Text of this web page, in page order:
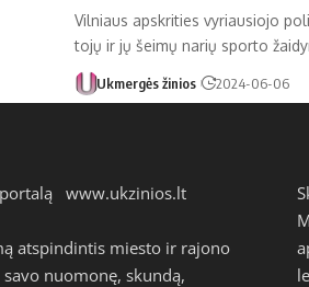
Vil­niaus ap­skri­ties vy­riau­sio­jo
to­jų ir jų šei­mų na­rių spor­to
Ukmergės žinios 2024-06-06
www.ukzinios.lt
atspindintis miesto ir rajono
nuomonę, skundą,